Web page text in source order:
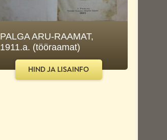
PALGA ARU-RAAMAT,
1911.a. (tööraamat)
HIND JA LISAINFO